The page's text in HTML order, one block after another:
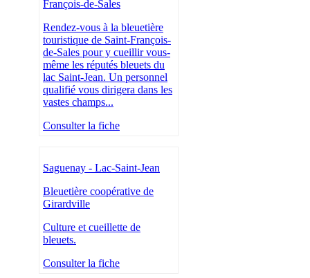
François-de-Sales
Rendez-vous à la bleuetière
touristique de Saint-François-
de-Sales pour y cueillir vous-
même les réputés bleuets du
lac Saint-Jean. Un personnel
qualifié vous dirigera dans les
vastes champs...
Consulter la fiche
Saguenay - Lac-Saint-Jean
Bleuetière coopérative de
Girardville
Culture et cueillette de
bleuets.
Consulter la fiche